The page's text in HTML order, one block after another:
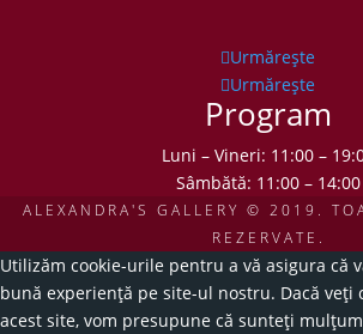
Urmărește
Urmărește
Program
Luni – Vineri: 11:00 –
Sâmbătă: 11:00 – 14:00
ALEXANDRA'S GALLERY © 2019.
REZERVATE.
Utilizăm cookie-urile pentru a vă asigura că
bună experiență pe site-ul nostru. Dacă veți
acest site, vom presupune că sunteți